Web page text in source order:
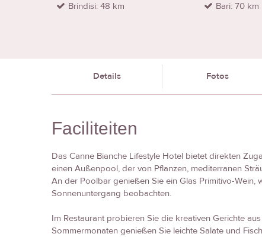
Brindisi: 48 km
Bari: 70 km
Details Fotos
Faciliteiten
Das Canne Bianche Lifestyle Hotel bietet direkten
einen Außenpool, der von Pflanzen, mediterranen
An der Poolbar genießen Sie ein Glas Primitivo-Wein,
Sonnenuntergang beobachten.
Im Restaurant probieren Sie die kreativen Gerichte
Sommermonaten genießen Sie leichte Salate und